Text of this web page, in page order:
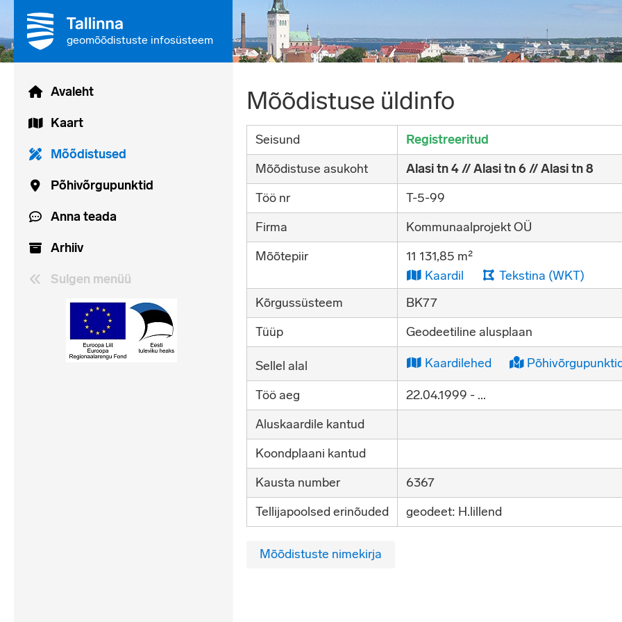
geomõõdistuste infosüsteem
Avaleht
Kaart
Mõõdistused
Põhivõrgupunktid
Anna teada
Arhiiv
Sulgen menüü
Mõõdistuse üldinfo
Seisund
Registreeritud
Mõõdistuse asukoht
Alasi tn 4 // Alasi tn 6 // Alasi tn 8
Töö nr
T-5-99
Firma
Kommunaalprojekt OÜ
Mõõtepiir
11 131,85 m²
Kaardil
Tekstina (WKT)
Kõrgussüsteem
BK77
Tüüp
Geodeetiline alusplaan
Sellel alal Kaardilehed
Töö aeg
22.04.1999 - ...
Aluskaardile kantud
Koondplaani kantud
Kausta number
6367
Tellijapoolsed erinõuded
geodeet: H.lillend
Mõõdistuste nimekirja